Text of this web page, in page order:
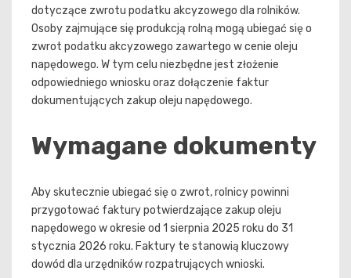
dotyczące zwrotu podatku akcyzowego dla rolników.
Osoby zajmujące się produkcją rolną mogą ubiegać się o
zwrot podatku akcyzowego zawartego w cenie oleju
napędowego. W tym celu niezbędne jest złożenie
odpowiedniego wniosku oraz dołączenie faktur
dokumentujących zakup oleju napędowego.
Wymagane dokumenty
Aby skutecznie ubiegać się o zwrot, rolnicy powinni
przygotować faktury potwierdzające zakup oleju
napędowego w okresie od 1 sierpnia 2025 roku do 31
stycznia 2026 roku. Faktury te stanowią kluczowy
dowód dla urzędników rozpatrujących wnioski.